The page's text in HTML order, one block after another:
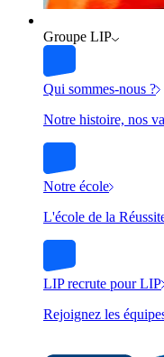
Groupe LIP
Qui sommes-nous ?
Notre histoire, nos
Notre école
L'école de la
LIP recrute pour LIP
Rejoignez les